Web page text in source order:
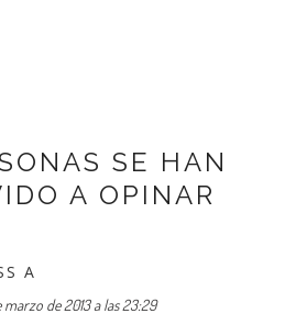
SE HAN
A OPINAR
A
marzo de 2013 a las 23:29